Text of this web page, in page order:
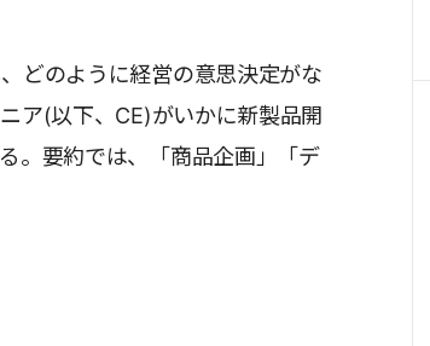
どのように経営の意思決定がな
ア(以下、CE)がいかに新製品開
。要約では、「商品企画」「デ